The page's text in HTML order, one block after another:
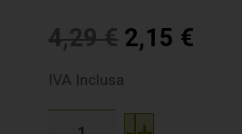
4,29€ 2,15 €
IVA Inclusa